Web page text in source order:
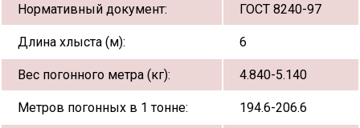
Нормативный документ: ГОСТ 8240-97
Длина хлыста (м): 6
Вес погонного метра (кг): 4.840-5.140
Метров погонных в 1 тонне: 194.6-206.6